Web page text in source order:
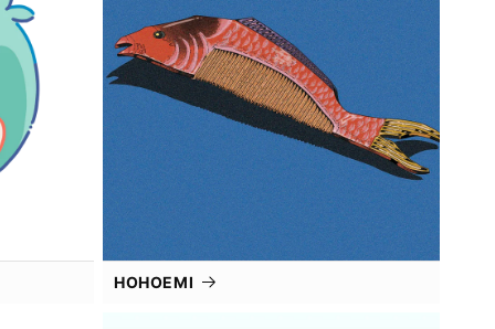
HOHOEMI